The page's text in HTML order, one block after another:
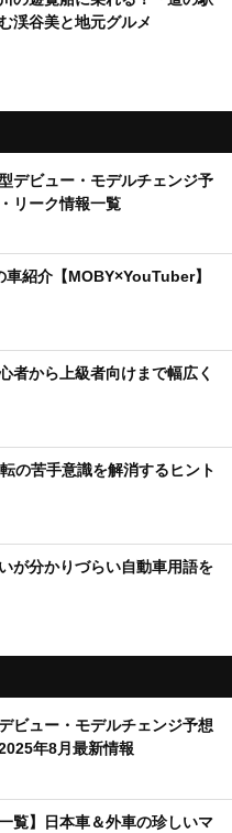
渓谷美と地元グルメ
デビュー・モデルチェンジ予
リーク情報一覧
紹介【MOBY×YouTuber】
者から上級者向けまで幅広く
の苦手意識を解消するヒント
が分かりづらい自動車用語を
ビュー・モデルチェンジ予想
年8月最新情報
覧】日本車＆外車の珍しいマ